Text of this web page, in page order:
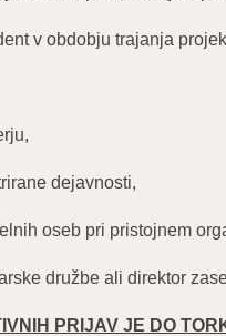
v obdobju trajanja
dejavnosti,
oseb pri pristojnem
družbe ali direktor
PRIJAV JE DO